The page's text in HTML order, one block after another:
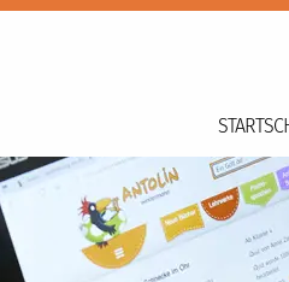
START